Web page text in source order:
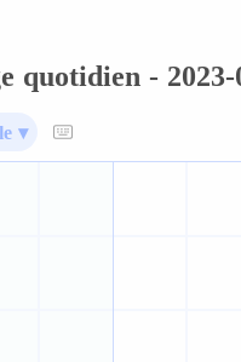
quotidien - 2023-
▾